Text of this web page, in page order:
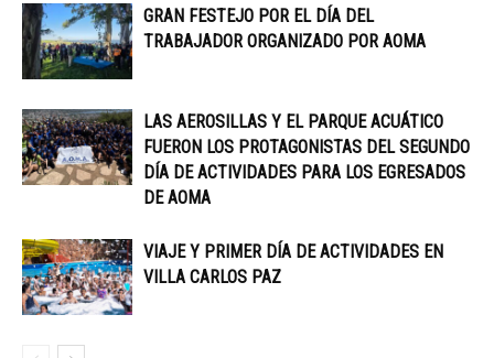
GRAN FESTEJO POR EL DÍA DEL
TRABAJADOR ORGANIZADO POR AOMA
LAS AEROSILLAS Y EL PARQUE ACUÁTICO
FUERON LOS PROTAGONISTAS DEL SEGUNDO
DÍA DE ACTIVIDADES PARA LOS EGRESADOS
DE AOMA
VIAJE Y PRIMER DÍA DE ACTIVIDADES EN
VILLA CARLOS PAZ